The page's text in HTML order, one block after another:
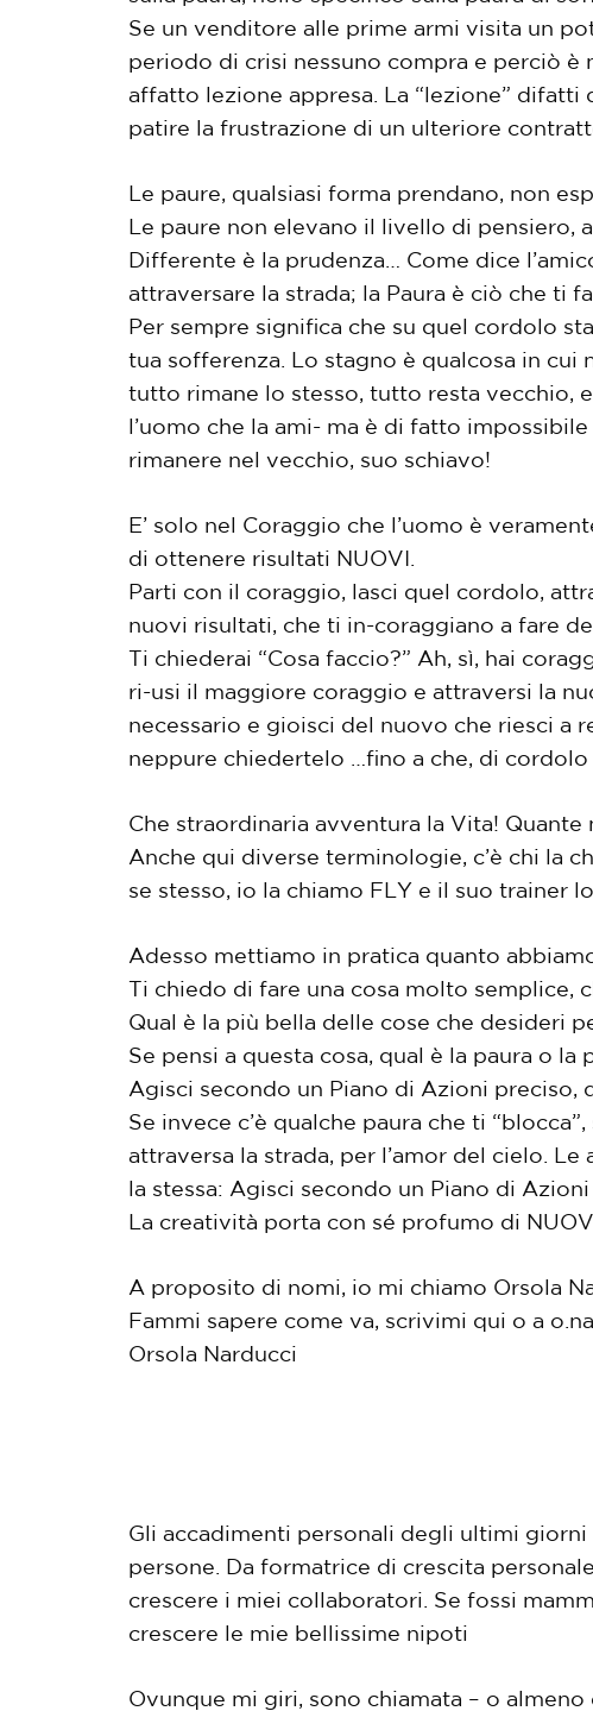
Se un venditore alle prime armi visita un
periodo di crisi nessuno compra e perciò è
affatto lezione appresa. La “lezione”
patire la frustrazione di un ulteriore
Le paure, qualsiasi forma prendano, non
Le paure non elevano il livello di pensiero,
Differente è la prudenza… Come dice
attraversare la strada; la Paura è ciò che ti
Per sempre significa che su quel cordolo
tua sofferenza. Lo stagno è qualcosa in cui
tutto rimane lo stesso, tutto resta vecchio,
l’uomo che la ami- ma è di fatto
rimanere nel vecchio, suo schiavo!
E’ solo nel Coraggio che l’uomo è
di ottenere risultati NUOVI.
Parti con il coraggio, lasci quel cordolo,
nuovi risultati, che ti in-coraggiano a fare
Ti chiederai “Cosa faccio?” Ah, sì, hai
ri-usi il maggiore coraggio e attraversi la
necessario e gioisci del nuovo che riesci a
neppure chiedertelo …fino a che, di
Che straordinaria avventura la Vita!
Anche qui diverse terminologie, c’è chi la
se stesso, io la chiamo FLY e il suo trainer
Adesso mettiamo in pratica quanto
Ti chiedo di fare una cosa molto semplice,
Qual è la più bella delle cose che desideri
Se pensi a questa cosa, qual è la paura o
Agisci secondo un Piano di Azioni preciso,
Se invece c’è qualche paura che ti
attraversa la strada, per l’amor del cielo.
la stessa: Agisci secondo un Piano di
La creatività porta con sé profumo di
A proposito di nomi, io mi chiamo Orsola
Fammi sapere come va, scrivimi qui o a
Orsola Narducci
Gli accadimenti personali degli ultimi
persone. Da formatrice di crescita
crescere i miei collaboratori. Se fossi
crescere le mie bellissime nipoti
Ovunque mi giri, sono chiamata – o